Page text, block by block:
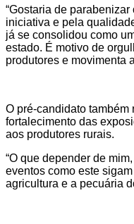
“Gostaria de
iniciativa e pela
já se consolidou como
estado. É motivo de
produtores e movimenta
O pré-candidato também
fortalecimento das
aos produtores rurais.
“O que depender de
eventos como este
agricultura e a pecuária